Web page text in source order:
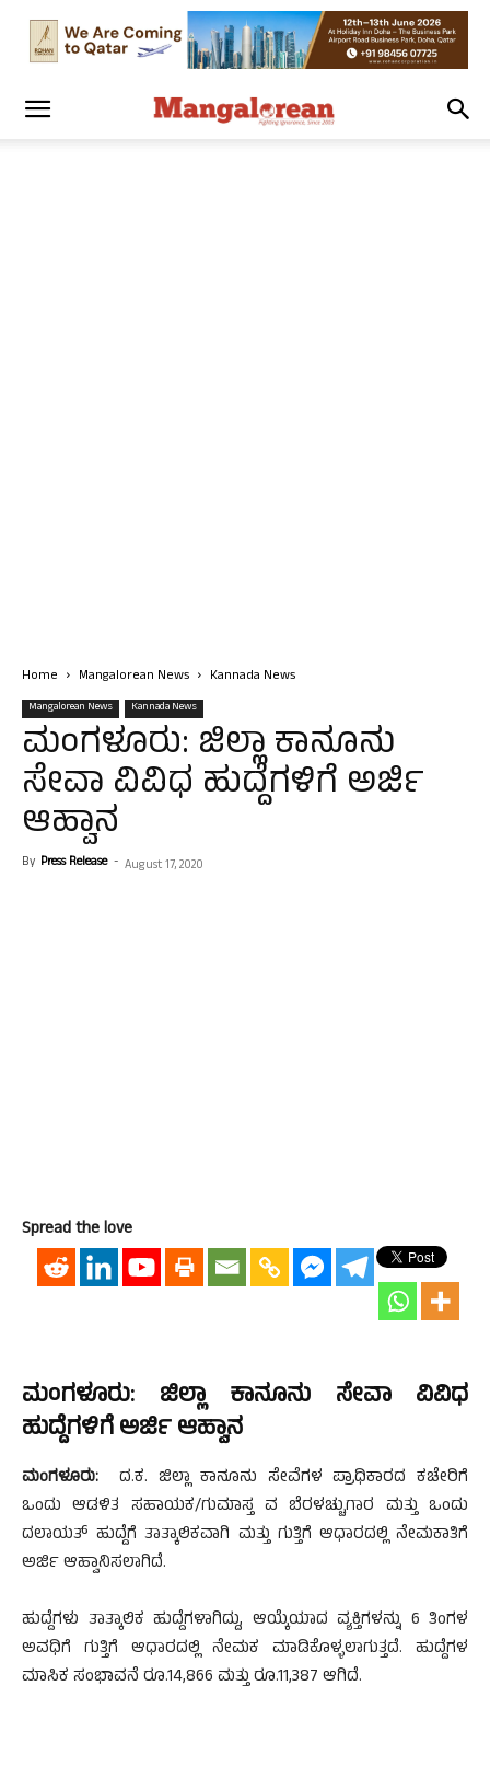
Home Mangalorean News Kannada News
Mangalorean News Kannada News
ಮಂಗಳೂರು: ಜಿಲ್ಲಾ ಕಾನೂನು
ಸೇವಾ ವಿವಿಧ ಹುದ್ದೆಗಳಿಗೆ ಅರ್ಜಿ
ಆಹ್ವಾನ
By Press Release - August 17, 2020
Spread the love
ಮಂಗಳೂರು: ಜಿಲ್ಲಾ ಕಾನೂನು ಸೇವಾ ವಿವಿಧ
ಹುದ್ದೆಗಳಿಗೆ ಅರ್ಜಿ ಆಹ್ವಾನ
ಮಂಗಳೂರು:
ದ.ಕ. ಜಿಲ್ಲಾ ಕಾನೂನು ಸೇವೆಗಳ ಪ್ರಾಧಿಕಾರದ ಕಚೇರಿಗೆ
ಒಂದು ಆಡಳಿತ ಸಹಾಯಕ/ಗುಮಾಸ್ತ ವ ಬೆರಳಚ್ಚುಗಾರ ಮತ್ತು ಒಂದು
ದಲಾಯತ್ ಹುದ್ದೆಗೆ ತಾತ್ಕಾಲಿಕವಾಗಿ ಮತ್ತು ಗುತ್ತಿಗೆ ಆಧಾರದಲ್ಲಿ ನೇಮಕಾತಿಗೆ
ಅರ್ಜಿ ಆಹ್ವಾನಿಸಲಾಗಿದೆ.
ಹುದ್ದೆಗಳು ತಾತ್ಕಾಲಿಕ ಹುದ್ದೆಗಳಾಗಿದ್ದು, ಆಯ್ಕೆಯಾದ ವ್ಯಕ್ತಿಗಳನ್ನು 6 ತಿಂಗಳ
ಅವಧಿಗೆ ಗುತ್ತಿಗೆ ಆಧಾರದಲ್ಲಿ ನೇಮಕ ಮಾಡಿಕೊಳ್ಳಲಾಗುತ್ತದೆ. ಹುದ್ದೆಗಳ
ಮಾಸಿಕ ಸಂಭಾವನೆ ರೂ.14,866 ಮತ್ತು ರೂ.11,387 ಆಗಿದೆ.